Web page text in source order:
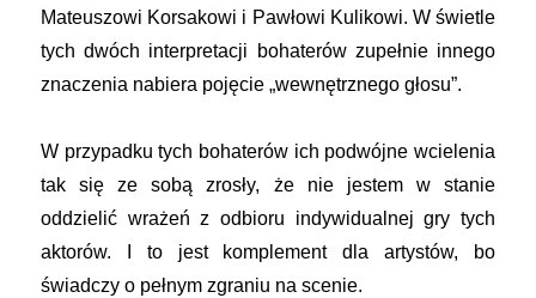
Mateuszowi Korsakowi i Pawłowi Kulikowi. W świetle
tych dwóch interpretacji bohaterów zupełnie innego
znaczenia nabiera pojęcie „wewnętrznego głosu”.
W przypadku tych bohaterów ich podwójne wcielenia
tak się ze sobą zrosły, że nie jestem w stanie
oddzielić wrażeń z odbioru indywidualnej gry tych
aktorów. I to jest komplement dla artystów, bo
świadczy o pełnym zgraniu na scenie.